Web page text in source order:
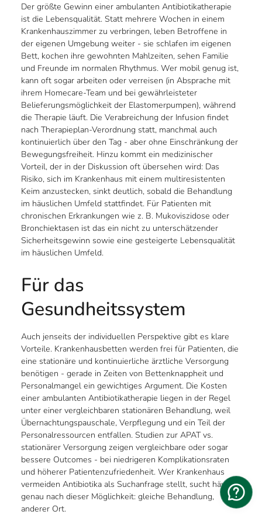
Der größte Gewinn einer ambulanten Antibiotikatherapie
ist die Lebensqualität. Statt mehrere Wochen in einem
Krankenhauszimmer zu verbringen, leben Betroffene in
der eigenen Umgebung weiter - sie schlafen im eigenen
Bett, kochen ihre gewohnten Mahlzeiten, sehen Familie
und Freunde im normalen Rhythmus. Wer mobil genug ist,
kann oft sogar arbeiten oder verreisen (in Absprache mit
ihrem Homecare-Team und bei gewährleisteter
Belieferungsmöglichkeit der Elastomerpumpen), während
die Therapie läuft. Die Verabreichung der Infusion findet
nach Therapieplan-Verordnung statt, manchmal auch
kontinuierlich über den Tag - aber ohne Einschränkung der
Bewegungsfreiheit. Hinzu kommt ein medizinischer
Vorteil, der in der Diskussion oft übersehen wird: Das
Risiko, sich im Krankenhaus mit einem multiresistenten
Keim anzustecken, sinkt deutlich, sobald die Behandlung
im häuslichen Umfeld stattfindet. Für Patienten mit
chronischen Erkrankungen wie z. B. Mukoviszidose oder
Bronchiektasen ist das ein nicht zu unterschätzender
Sicherheitsgewinn sowie eine gesteigerte Lebensqualität
im häuslichen Umfeld.
Für das
Gesundheitssystem
Auch jenseits der individuellen Perspektive gibt es klare
Vorteile. Krankenhausbetten werden frei für Patienten, die
eine stationäre und kontinuierliche ärztliche Versorgung
benötigen - gerade in Zeiten von Bettenknappheit und
Personalmangel ein gewichtiges Argument. Die Kosten
einer ambulanten Antibiotikatherapie liegen in der Regel
unter einer vergleichbaren stationären Behandlung, weil
Übernachtungspauschale, Verpflegung und ein Teil der
Personalressourcen entfallen. Studien zur APAT vs.
stationärer Versorgung zeigen vergleichbare oder sogar
bessere Outcomes - bei niedrigeren Komplikationsraten
und höherer Patientenzufriedenheit. Wer Krankenhaus
vermeiden Antibiotika als Suchanfrage stellt, sucht häufig
genau nach dieser Möglichkeit: gleiche Behandlung,
anderer Ort.